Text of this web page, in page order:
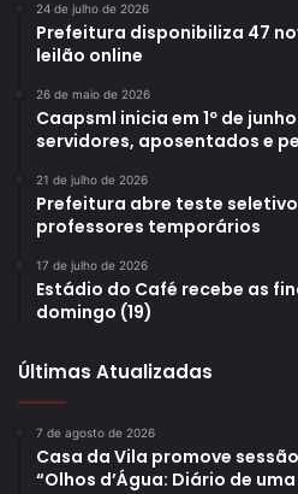
24 de julho de 2026
Prefeitura disponibiliza 47
leilão online
26 de maio de 2026
Caapsml inicia em 1º de
servidores, aposentados e
21 de julho de 2026
Prefeitura abre teste
professores temporários
17 de julho de 2026
Estádio do Café recebe as
domingo (19)
Últimas Atualizadas
7 de agosto de 2026
Casa da Vila promove
“Olhos d’Água: Diário de